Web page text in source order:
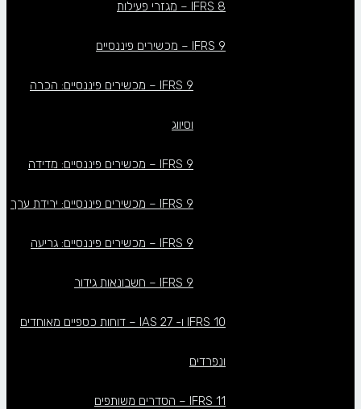
IFRS 8 – מגזרי פעילות
IFRS 9 – מכשירים פיננסיים
IFRS 9 – מכשירים פיננסיים: הכרה
וסיווג
IFRS 9 – מכשירים פיננסיים: מדידה
IFRS 9 – מכשירים פיננסיים: ירידת ערך
IFRS 9 – מכשירים פיננסיים: גריעה
IFRS 9 – חשבונאות גידור
IFRS 10 ו- IAS 27 – דוחות כספיים מאוחדים
ונפרדים
IFRS 11 – הסדרים משותפים